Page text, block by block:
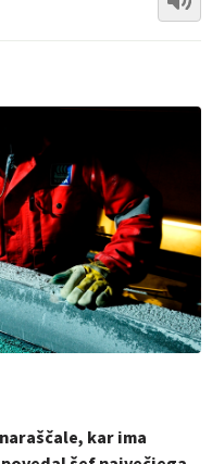
kar ima